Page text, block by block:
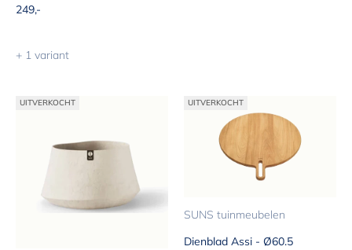
Aanbiedingsprijs
249,-
+ 1 variant
UITVERKOCHT UITVERKOCHT
SUNS tuinmeubelen
Dienblad Assi - Ø60.5